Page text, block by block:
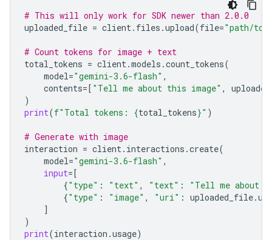
# This will only work for SDK newer than 2.0.0
uploaded_file = client. files .upload(file="path/to/
# Count tokens for image + text
total_tokens = client.models .count_tokens(
model="gemini-3.6-flash" ,
contents=[ "Tell me about this image" ,
)
print(f"Total tokens: {total_tokens}" )
# Generate with image
interaction = client. interactions .create(
model="gemini-3.6-flash" ,
input=[
{"type" : "text" , "text" :
"Tell me about
{"type" : "image" , "uri" : uploaded_file.uri
]
)
print(interaction .usage)